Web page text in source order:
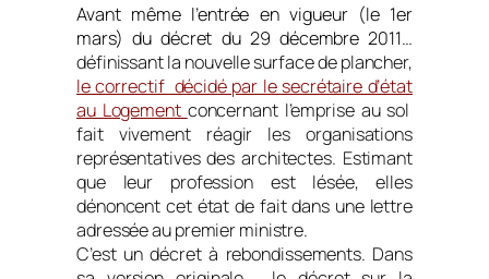
Avant même l’entrée en vigueur (le 1er
mars) du décret du 29 décembre 2011…
définissant la nouvelle surface de plancher,
le correctif décidé par le secrétaire d’état
au Logement concernant l’emprise au sol
fait vivement réagir les organisations
représentatives des architectes. Estimant
que leur profession est lésée, elles
dénoncent cet état de fait dans une lettre
adressée au premier ministre.
C’est un décret à rebondissements. Dans